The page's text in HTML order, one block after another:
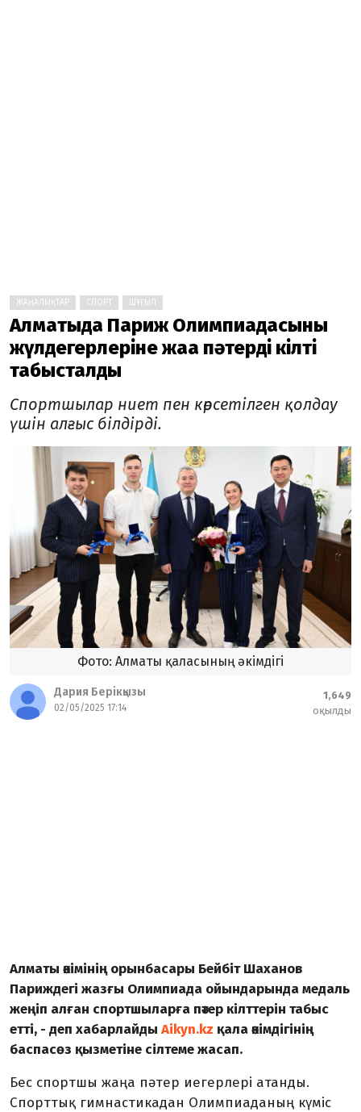
ЖАҢАЛЫҚТАР СПОРТ ШҰҒЫЛ
Алматыда Париж Олимпиадасының
жүлдегерлеріне жаңа пәтердің кілті
табысталды
Спортшылар ниет пен көрсетілген қолдау
үшін алғыс білдірді.
Фото: Алматы қаласының әкімдігі
Дария Берікқызы
02/05/2025 17:14
1,649
оқылды
Алматы әкімінің орынбасары Бейбіт Шаханов
Париждегі жазғы Олимпиада ойындарында медаль
жеңіп алған спортшыларға пәтер кілттерін табыс
етті, - деп хабарлайды Aikyn.kz қала әкімдігінің
баспасөз қызметіне сілтеме жасап.
Бес спортшы жаңа пәтер иегерлері атанды.
Спорттық гимнастикадан Олимпиаданың күміс